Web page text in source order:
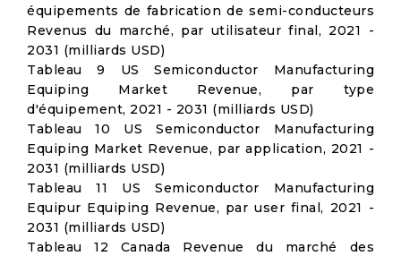
équipements de fabrication de semi-conducteurs
Revenus du marché, par utilisateur final, 2021 -
2031 (milliards USD)
Tableau 9 US Semiconductor Manufacturing
Equiping Market Revenue, par type
d'équipement, 2021 - 2031 (milliards USD)
Tableau 10 US Semiconductor Manufacturing
Equiping Market Revenue, par application, 2021 -
2031 (milliards USD)
Tableau 11 US Semiconductor Manufacturing
Equipur Equiping Revenue, par user final, 2021 -
2031 (milliards USD)
Tableau 12 Canada Revenue du marché des